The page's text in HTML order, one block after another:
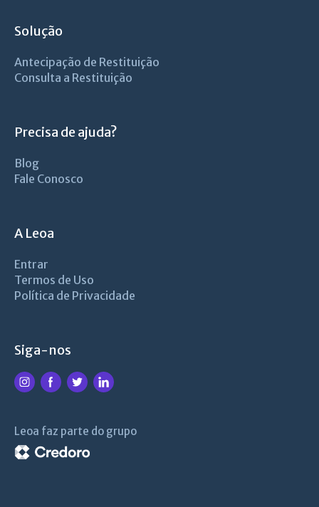
Solução
Antecipação de Restituição
Consulta a Restituição
Precisa de ajuda?
Blog
Fale Conosco
A Leoa
Entrar
Termos de Uso
Política de Privacidade
Siga-nos
Leoa faz parte do grupo